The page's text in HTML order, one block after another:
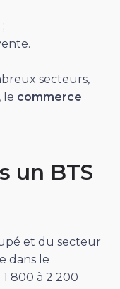
secteurs,
, le commerce
un BTS
et du secteur
dans le
800 à 2 200